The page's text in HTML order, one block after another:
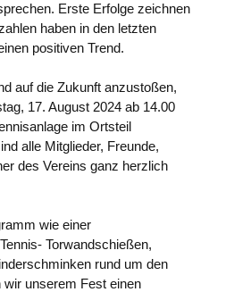
Erste Erfolge zeichnen
haben in den letzten
positiven Trend.
auf die Zukunft anzustoßen,
17. August 2024 ab 14.00
im Ortsteil
alle Mitglieder, Freunde,
des Vereins ganz herzlich
wie einer
Torwandschießen,
rund um den
unserem Fest einen